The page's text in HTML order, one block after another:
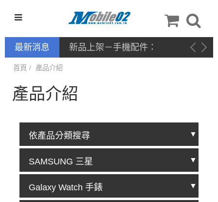
最新消息
新品上架－手機配件：
NILLKIN
首頁 產品介紹
產品介紹